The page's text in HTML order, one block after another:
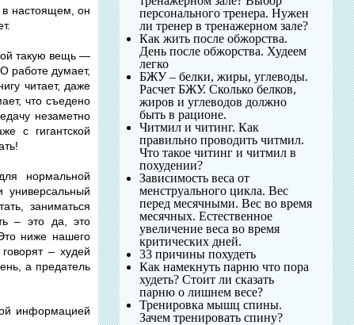
в настоящем, он
такую вещь —
работе думает,
читает, даже
что съедено
незаметно
с гигантской
нормальной
универсальный
заниматься
– это да, это
ниже нашего
– худей
а предатель
информацией
персонального тренера. Нужен
ли тренер в тренажерном зале?
Как жить после обжорства.
День после обжорства. Худеем
легко
БЖУ – белки, жиры, углеводы.
Расчет БЖУ. Сколько белков,
жиров и углеводов должно
быть в рационе.
Читмил и читинг. Как
правильно проводить читмил.
Что такое читинг и читмил в
похудении?
Зависимость веса от
менструального цикла. Вес
перед месячными. Вес во время
месячных. Естественное
увеличение веса во время
критических дней.
33 причины похудеть
Как намекнуть парню что пора
худеть? Стоит ли сказать
парню о лишнем весе?
Тренировка мышц спины.
Зачем тренировать спину?